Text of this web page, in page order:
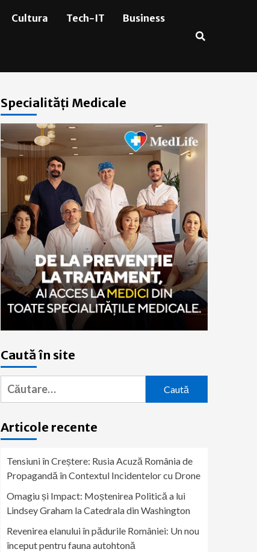
Cultura Tech-IT Business
Specialități Medicale
Caută în site
Caută
după:
Articole recente
Tensiuni în Creștere: Rusia Acuză România de
Propagandă în Contextul Incidentelor cu Drone
Omagiu și Impact: Moștenirea Politică a lui
Lindsey Graham la Catedrala din Washington
Revenirea elanului în pădurile României: Un nou
început pentru fauna autohtonă